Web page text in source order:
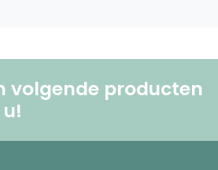
volgende producten